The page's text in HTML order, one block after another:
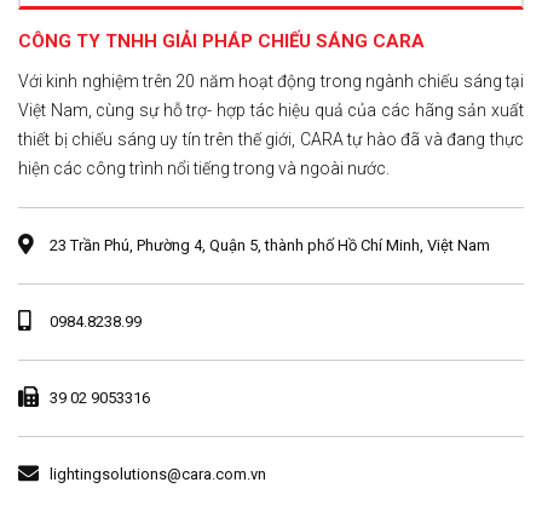
CÔNG TY TNHH GIẢI PHÁP CHIẾU SÁNG CARA
Với kinh nghiệm trên 20 năm hoạt động trong ngành chiếu sáng tại
Việt Nam, cùng sự hỗ trợ- hợp tác hiệu quả của các hãng sản xuất
thiết bị chiếu sáng uy tín trên thế giới, CARA tự hào đã và đang thực
hiện các công trình nổi tiếng trong và ngoài nước.
23 Trần Phú, Phường 4, Quận 5, thành phố Hồ Chí Minh, Việt Nam
0984.8238.99
39 02 9053316
lightingsolutions@cara.com.vn